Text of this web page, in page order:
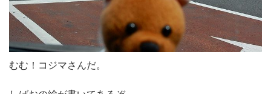
むむ！コジマさんだ。